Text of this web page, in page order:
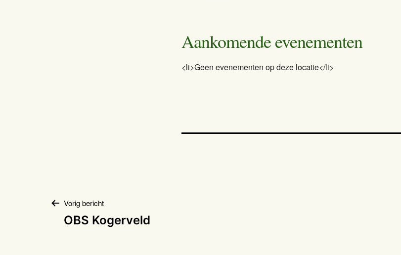
Aankomende evenementen
<li>Geen evenementen op deze locatie</li>
Bericht
Vorig bericht
OBS Kogerveld